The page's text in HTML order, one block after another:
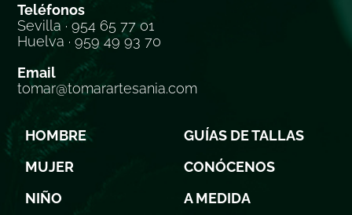
Teléfonos
Sevilla · 954 65 77 01
Huelva · 959 49 93 70
Email
tomar@tomarartesania.com
HOMBRE
MUJER
NIÑO
GUÍAS DE TALLAS
CONÓCENOS
A MEDIDA